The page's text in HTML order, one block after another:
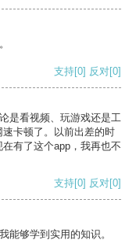
支持[0] 反对[0]
是看视频、玩游戏还是工
卡顿了。以前出差的时
有了这个app，我再也不
支持[0] 反对[0]
能够学到实用的知识。